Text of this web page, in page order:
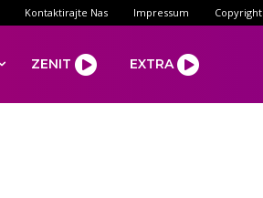
Kontaktirajte Nas Impressum Copyright
ZENIT EXTRA